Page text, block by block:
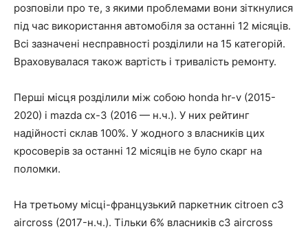
розповіли про те, з якими проблемами вони зіткнулися
під час використання автомобіля за останні 12 місяців.
Всі зазначені несправності розділили на 15 категорій.
Враховувалася також вартість і тривалість ремонту.
Перші місця розділили між собою honda hr-v (2015-
2020) і mazda cx-3 (2016 — н.ч.). У них рейтинг
надійності склав 100%. У жодного з власників цих
кросоверів за останні 12 місяців не було скарг на
поломки.
На третьому місці-французький паркетник citroen c3
aircross (2017-н.ч.). Тільки 6% власників c3 aircross